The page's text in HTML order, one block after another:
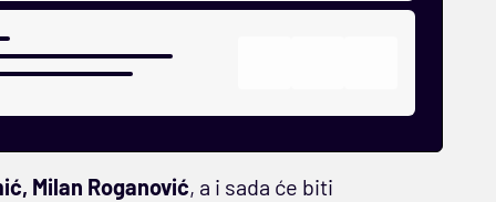
Milan Roganović, a i sada će biti